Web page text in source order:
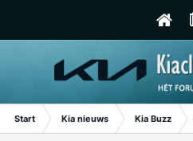
Start Kia nieuws Kia Buzz